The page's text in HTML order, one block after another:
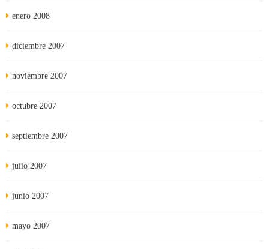
enero 2008
diciembre 2007
noviembre 2007
octubre 2007
septiembre 2007
julio 2007
junio 2007
mayo 2007